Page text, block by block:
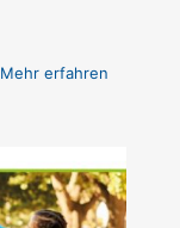
Mehr erfahren